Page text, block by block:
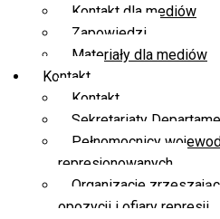
Kontakt dla mediów
Zapowiedzi
Materiały dla mediów
Kontakt
Kontakt
Sekretariaty
Pełnomocnicy
represjonowanych
Organizacje
opozycji i ofiary represji